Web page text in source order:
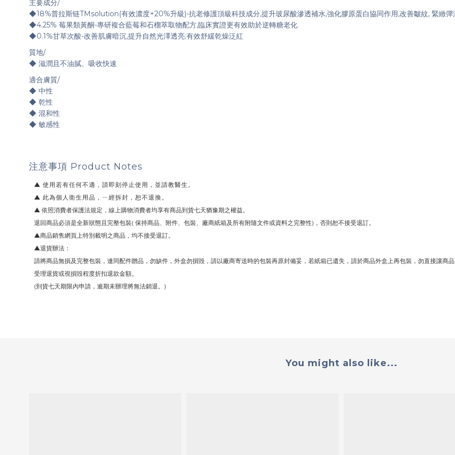
主要成分/
◆18%普拉斯链TMsolution(有效濃度+20%升級)-抗老修護頂級科技成分,提升玻尿酸滲透補水,強化膠原蛋白協同作用,改善皺紋, 緊緻彈
◆4.25% 莓果類黃酮-專研複合藍莓和石榴萃取物配方,臨床實證更有效助於逆轉糖老化
◆0.1%甘草次酸-改善肌膚暗沉,提升自然光澤透亮;有效舒緩乾燥泛紅
質地/
◆ 滋潤且不油膩、吸收快速
適合膚質/
◆ 中性
◆ 乾性
◆ 混和性
◆ 敏感性
注意事項 Product Notes
▲ 使用若有任何不適，請即刻停止使用，並請教醫生。
▲ 此為個人衛生用品，ㄧ經拆封，恕不退換。
▲ 依照消費者保護法規定，線上購物消費者均享有商品到貨七天猶豫期之權益。
退回商品必須是全新狀態且完整包裝( 保持商品、附件、包裝、廠商紙箱及所有附隨文件或資料之完整性)，否則恕不接受退訂。
▲商品銷售網頁上特別載明之商品，均不接受退訂。
▲退貨辦法：
請將商品無損及完整包裝，連同配件贈品，勿缺件，外盒勿損毀，請以廠商寄送時的包裝再原封備妥，若紙箱已遺失，請於商品外盒上再包裝，勿直接讓商
受理退貨或視損毀程度折扣退款金額。
(到貨七天期限內申請，逾期未辦理將無法銷退。)
You might also like...